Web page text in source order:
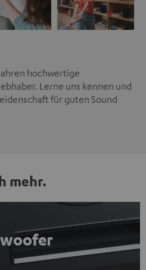
hochwertige
Lerne uns kennen und
für guten Sound
mehr.